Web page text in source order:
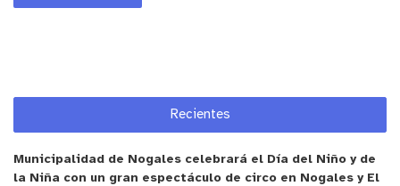
Recientes
Municipalidad de Nogales celebrará el Día del Niño y de
la Niña con un gran espectáculo de circo en Nogales y El